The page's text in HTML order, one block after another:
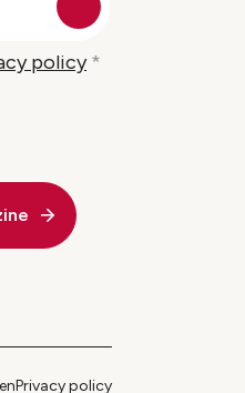
policy
Privacy policy